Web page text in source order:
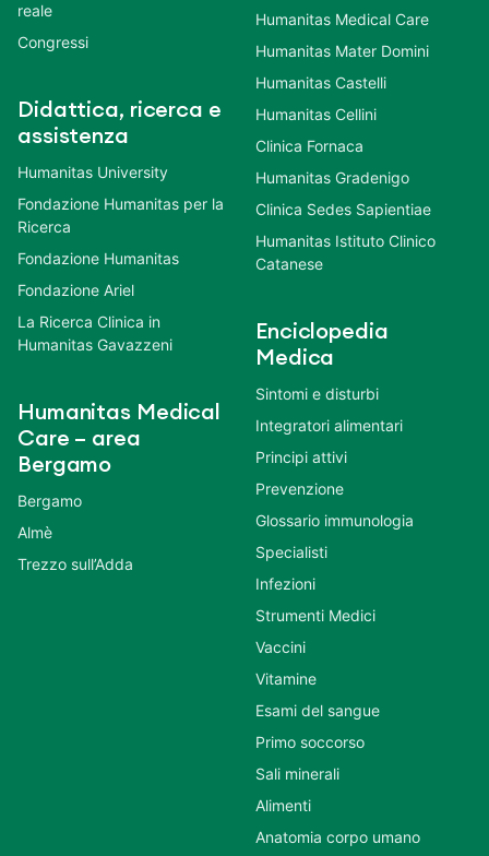
reale
Congressi
Didattica, ricerca e
assistenza
Humanitas University
Fondazione Humanitas per la
Ricerca
Fondazione Humanitas
Fondazione Ariel
La Ricerca Clinica in
Humanitas Gavazzeni
Humanitas Medical
Care – area
Bergamo
Bergamo
Almè
Trezzo sull’Adda
Humanitas Medical Care
Humanitas Mater Domini
Humanitas Castelli
Humanitas Cellini
Clinica Fornaca
Humanitas Gradenigo
Clinica Sedes Sapientiae
Humanitas Istituto Clinico
Catanese
Enciclopedia
Medica
Sintomi e disturbi
Integratori alimentari
Principi attivi
Prevenzione
Glossario immunologia
Specialisti
Infezioni
Strumenti Medici
Vaccini
Vitamine
Esami del sangue
Primo soccorso
Sali minerali
Alimenti
Anatomia corpo umano